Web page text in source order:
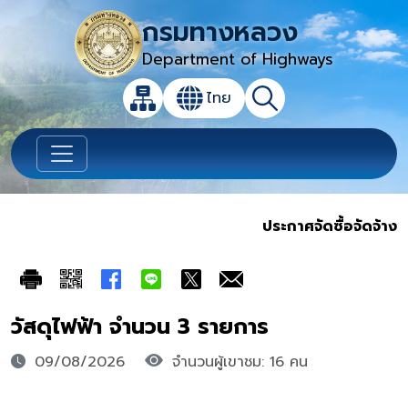
กรมทางหลวง
Department of Highways
แผนผังเว็บไซต์
เปลี่ยนภาษา
ไทย ค้นหา
เปิดกล่องค้นหาข้อมูลหลักของเว็บไซต์
ประกาศจัดซื้อจัดจ้าง
วัสดุไฟฟ้า จำนวน 3 รายการ
09/08/2026 จำนวนผู้เขาชม: 16 คน